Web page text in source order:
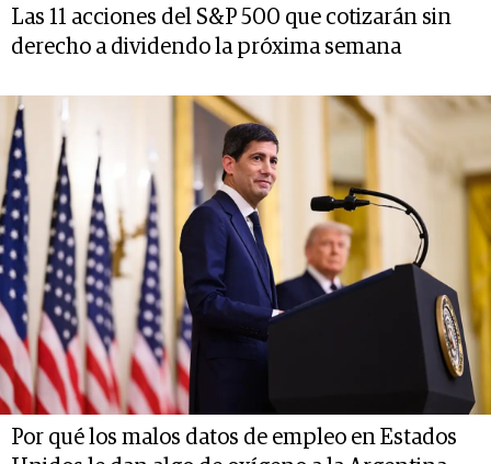
Las 11 acciones del S&P 500 que cotizarán sin
derecho a dividendo la próxima semana
Por qué los malos datos de empleo en Estados